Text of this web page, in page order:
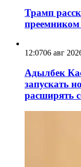
Трамп
преемником
12:0706 авг
Адылбек
запускать
расширять